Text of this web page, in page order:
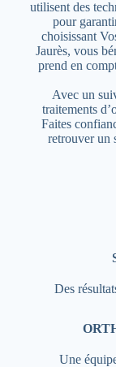
utilisent des
pour
choisissant
Jaurès, vous
prend en
Avec un
traitements
Faites
retrouver un
Des
Une